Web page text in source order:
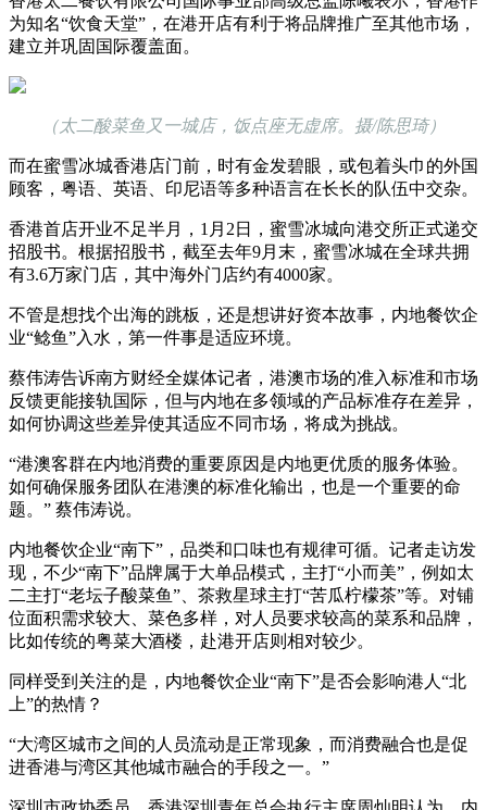
为知名“饮食天堂”，在港开店有利于将品牌推广至其他市场，
建立并巩固国际覆盖面。
（太二酸菜鱼又一城店，饭点座无虚席。摄/陈思琦）
而在蜜雪冰城香港店门前，时有金发碧眼，或包着头巾的外国
顾客，粤语、英语、印尼语等多种语言在长长的队伍中交杂。
香港首店开业不足半月，1月2日，蜜雪冰城向港交所正式递交
招股书。根据招股书，截至去年9月末，蜜雪冰城在全球共拥
有3.6万家门店，其中海外门店约有4000家。
不管是想找个出海的跳板，还是想讲好资本故事，内地餐饮企
业“鲶鱼”入水，第一件事是适应环境。
蔡伟涛告诉南方财经全媒体记者，港澳市场的准入标准和市场
反馈更能接轨国际，但与内地在多领域的产品标准存在差异，
如何协调这些差异使其适应不同市场，将成为挑战。
“港澳客群在内地消费的重要原因是内地更优质的服务体验。
如何确保服务团队在港澳的标准化输出，也是一个重要的命
题。” 蔡伟涛说。
内地餐饮企业“南下”，品类和口味也有规律可循。记者走访发
现，不少“南下”品牌属于大单品模式，主打“小而美”，例如太
二主打“老坛子酸菜鱼”、茶救星球主打“苦瓜柠檬茶”等。对铺
位面积需求较大、菜色多样，对人员要求较高的菜系和品牌，
比如传统的粤菜大酒楼，赴港开店则相对较少。
同样受到关注的是，内地餐饮企业“南下”是否会影响港人“北
上”的热情？
“大湾区城市之间的人员流动是正常现象，而消费融合也是促
进香港与湾区其他城市融合的手段之一。”